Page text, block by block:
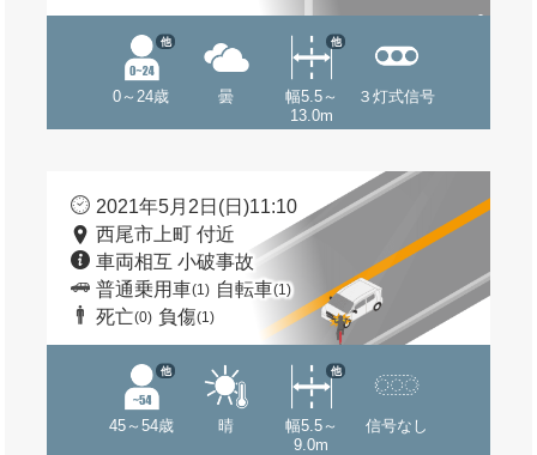
0～24歳
他
曇
幅5.5～
13.0m
他
３灯式信号
2021年5月2日(日)11:10
西尾市上町 付近
車両相互 小破事故
普通乗用車(1) 自転車(1)
死亡(0) 負傷(1)
45～54歳
他
晴
幅5.5～
9.0m
他
信号なし